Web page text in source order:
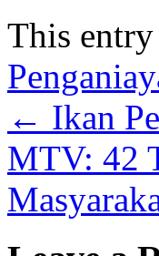
This
← Ikan
MTV: 42